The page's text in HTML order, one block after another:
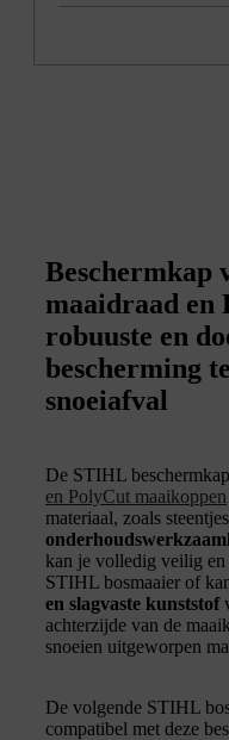
Beschermkap
maaidraad en
robuuste en
bescherming
snoeiafval
De STIHL
en PolyCut maaikoppen
materiaal, zoals
kan je volledig veilig
STIHL bosmaaier of
en slagvaste kunststof
achterzijde van de
snoeien uitgeworpen
De volgende STIHL
compatibel met deze